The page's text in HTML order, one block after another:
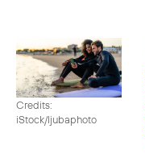
Credits:
iStock/ljubaphoto